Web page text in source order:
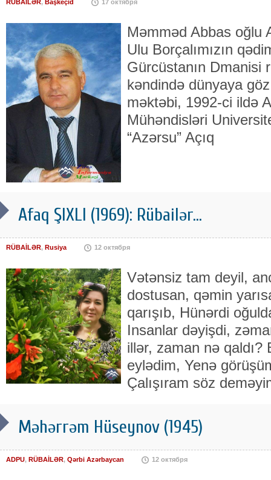
RÜBAİLƏR, Başkeçid 17 октября
Məmməd Abbas oğlu
Ulu Borçalımızın
Gürcüstanın Dmanisi
kəndində dünyaya
mək­təbi, 1992-ci ildə
Mühəndisləri
“Azərsu” Açıq
Afaq ŞIXLI (1969): Rübailər...
RÜBAİLƏR, Rusiya 12 октября
Vətənsiz tam deyil,
dostusan, qəmin
qarışıb, Hünərdi
Insanlar dəyişdi,
illər, zaman nə qaldı?
eylədim, Yenə
Çalışıram söz
Məhərrəm Hüseynov (1945)
ADPU, RÜBAİLƏR, Qərbi Azərbaycan 12 октября